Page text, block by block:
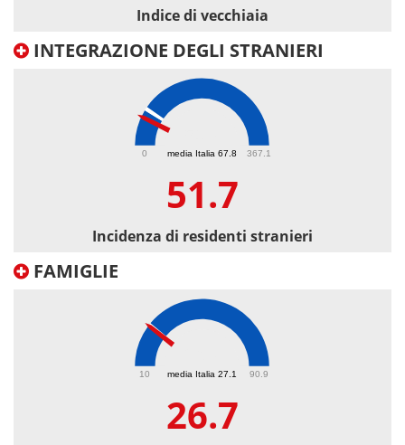
Indice di vecchiaia
INTEGRAZIONE DEGLI STRANIERI
media Italia 67.8
0 367.1
51.7
Incidenza di residenti stranieri
FAMIGLIE
media Italia 27.1
10 90.9
26.7